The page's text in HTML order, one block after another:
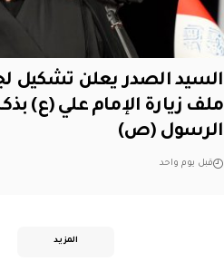
السيد الصدر يعلن تشكيل
ملف زيارة الإمام علي (ع)
الرسول (ص)
قبل يوم واحد
المزيد